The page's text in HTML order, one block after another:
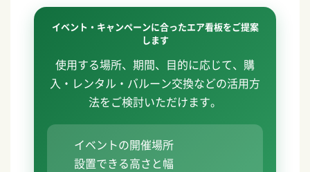
イベント・キャンペーンに合ったエア看板をご提案
します
使用する場所、期間、目的に応じて、購
入・レンタル・バルーン交換などの活用方
法をご検討いただけます。
イベントの開催場所
設置できる高さと幅